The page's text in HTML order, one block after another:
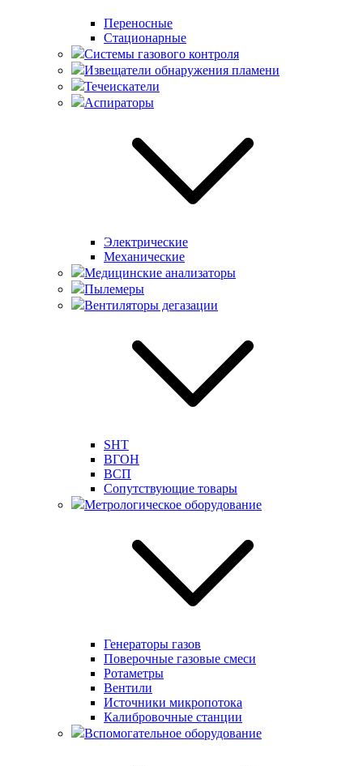
Переносные
Стационарные
Системы газового контроля
Извещатели обнаружения пламени
Течеискатели
Аспираторы
Электрические
Механические
Медицинские анализаторы
Пылемеры
Вентиляторы дегазации
SHT
ВГОН
ВСП
Сопутствующие товары
Метрологическое оборудование
Генераторы газов
Поверочные газовые смеси
Ротаметры
Вентили
Источники микропотока
Калибровочные станции
Вспомогательное оборудование